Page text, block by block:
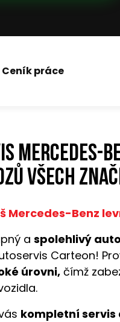
Ceník práce
Mercedes-
všech
Mercedes-Benz
a spolehlivý
Carteon!
úrovni, čímž
kompletní servis